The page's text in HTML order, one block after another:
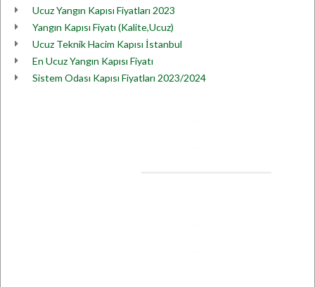
Ucuz Yangın Kapısı Fiyatları 2023
Yangın Kapısı Fiyatı (Kalite,Ucuz)
Ucuz Teknik Hacim Kapısı İstanbul
En Ucuz Yangın Kapısı Fiyatı
Sistem Odası Kapısı Fiyatları 2023/2024